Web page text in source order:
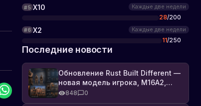
#5 X10 Каждые две недели
28/200
#6 X2 Каждые две недели
11/250
Последние новости
Обновление Rust Built Different —
новая модель игрока, M16A2,
броня, Industrial DLC и полный
список изменений
848 0